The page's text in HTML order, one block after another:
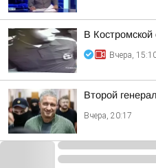
В Костромской
Вчера,
Второй
Вчера, 20:17